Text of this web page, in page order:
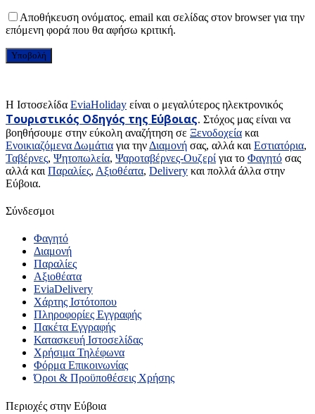
Αποθήκευση ονόματος. email και σελίδας στον browser για την
επόμενη φορά που θα αφήσω κριτική.
H Ιστοσελίδα EviaHoliday είναι ο μεγαλύτερος ηλεκτρονικός
Τουριστικός Οδηγός της Εύβοιας. Στόχος μας είναι να
βοηθήσουμε στην εύκολη αναζήτηση σε Ξενοδοχεία και
Ενοικιαζόμενα Δωμάτια για την Διαμονή σας, αλλά και Εστιατόρια,
Ταβέρνες, Ψητοπωλεία, Ψαροταβέρνες-Ουζερί για το Φαγητό σας
αλλά και Παραλίες, Αξιοθέατα, Delivery και πολλά άλλα στην
Εύβοια.
Σύνδεσμοι
Φαγητό
Διαμονή
Παραλίες
Αξιοθέατα
EviaDelivery
Χάρτης Ιστότοπου
Πληροφορίες Εγγραφής
Πακέτα Εγγραφής
Κατασκευή Ιστοσελίδας
Χρήσιμα Τηλέφωνα
Φόρμα Επικοινωνίας
Όροι & Προϋποθέσεις Xρήσης
Περιοχές στην Εύβοια